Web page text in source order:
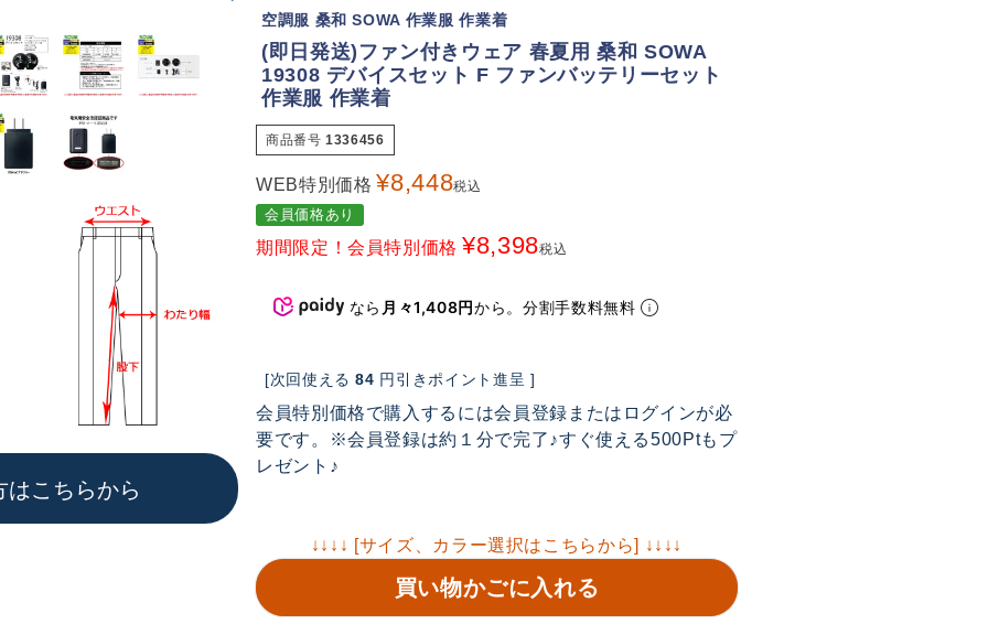
はこちらから
空調服 桑和 SOWA 作業服 作業着
(即日発送)ファン付きウェア 春夏用 桑和 SOWA
19308 デバイスセット F ファンバッテリーセット
作業服 作業着
商品番号 1336456
WEB特別価格 ¥8,448税込
会員価格あり
期間限定！会員特別価格 ¥8,398税込
なら 月々1,408円から。分割手数料無料
[次回使える 84 円引きポイント進呈 ]
会員特別価格で購入するには会員登録またはログインが必
要です。※会員登録は約１分で完了♪すぐ使える500Ptもプ
レゼント♪
↓↓↓↓ [サイズ、カラー選択はこちらから] ↓↓↓↓
買い物かごに入れる